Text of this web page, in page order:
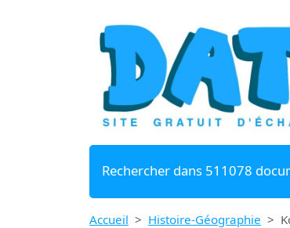
Rechercher dans 511078
Accueil Histoire-Géographie